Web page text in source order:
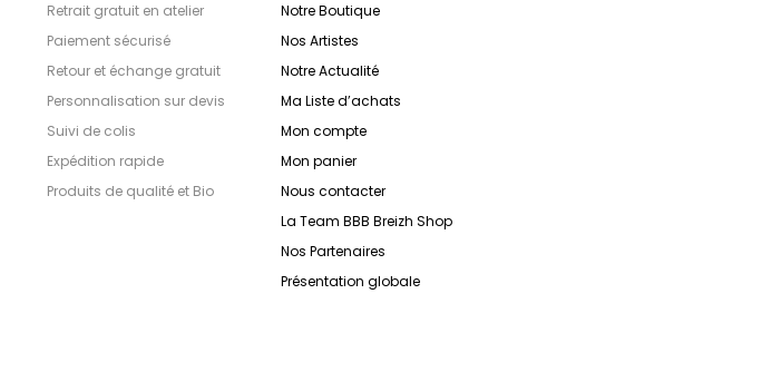
Retrait gratuit en atelier
Paiement sécurisé
Retour et échange gratuit
Personnalisation sur devis
Suivi de colis
Expédition rapide
Produits de qualité et Bio
Notre Boutique
Nos Artistes
Notre Actualité
Ma Liste d’achats
Mon compte
Mon panier
Nous contacter
La Team BBB Breizh Shop
Nos Partenaires
Présentation globale